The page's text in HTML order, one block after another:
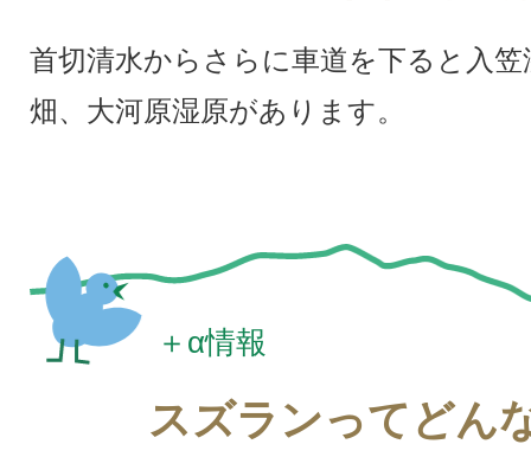
首切清水からさらに車道を下ると入
畑、大河原湿原があります。
＋α情報
スズランってどん